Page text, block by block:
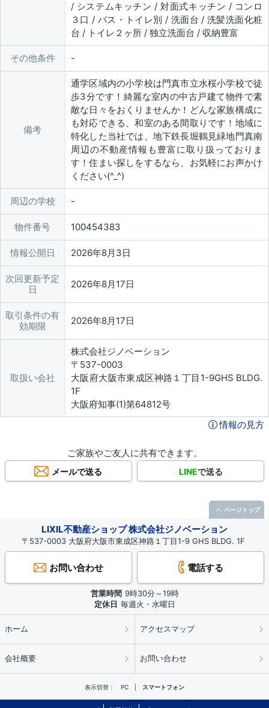
/ システムキッチン / 対面式キッチン / コンロ
３口 / バス・トイレ別 / 洗面台 / 洗髪洗面化粧
台 / トイレ２ヶ所 / 独立洗面台 / 収納豊富
その他条件
備考
通学区域内の小学校は門真市立水桜小学校で徒
歩3分です！綺麗な室内の中古戸建て物件で素
敵な日々をおくりませんか！どんな家族構成に
も対応できる、和室のある間取りです！地域に
特化した当社では、地下鉄長堀鶴見緑地門真南
周辺の不動産情報も豊富に取り扱っておりま
す！住まい探しをするなら、お気軽にお声かけ
ください(^_^)
周辺の学校
物件番号 100454383
情報公開日 2026年8月3日
次回更新予定
日
2026年8月17日
取引条件の有
効期限
2026年8月17日
取扱い会社
株式会社ジノベーション
〒537-0003
大阪府大阪市東成区神路１丁目1-9GHS BLDG.
1F
大阪府知事(1)第64812号
情報の見方
ご家族やご友人に共有できます。
メールで送る LINEで送る
LIXIL不動産ショップ 株式会社ジノベーション
〒537-0003 大阪府大阪市東成区神路１丁目1-9 GHS BLDG. 1F
お問い合わせ 電話する
営業時間 9時30分～19時
定休日 毎週火・水曜日
ホーム アクセスマップ
会社概要 お問い合わせ
表示切替： PC スマートフォン
ページトップ